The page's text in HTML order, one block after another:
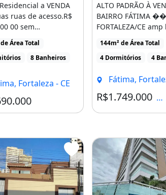
a VENDA
ruas de acesso.R$
00 sem
1.890.000,00 [...]
Área Total
8 Banheiros
Fortaleza - CE
ALTO PADRÃO À
BAIRRO FÁTIMA ��
FORTALEZA/CE
gt amp lt br amp gt
Condomínio [...]
144m² de Área Total
4 Dormitórios
4
Fátima,
R$1.749.000